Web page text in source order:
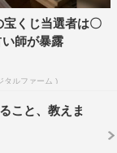
・品川祐、バイ
？）し、自身
を従える形と
ちゃって
も「いっちゃ
、爆笑をさら
宝くじ当選者は〇
師が暴露
タルファーム )
こと、教えま